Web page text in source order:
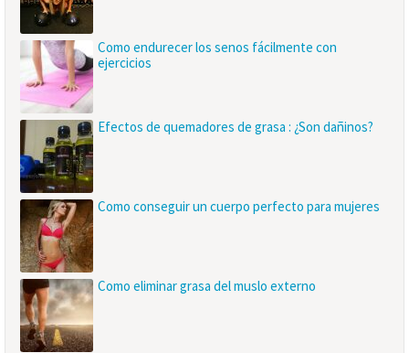
Como endurecer los senos fácilmente con
ejercicios
Efectos de quemadores de grasa : ¿Son dañinos?
Como conseguir un cuerpo perfecto para mujeres
Como eliminar grasa del muslo externo